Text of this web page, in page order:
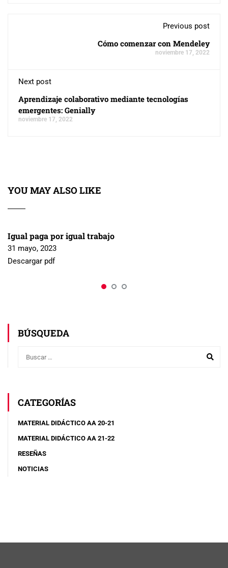
Previous post
Cómo comenzar con Mendeley
noviembre 17, 2022
Next post
Aprendizaje colaborativo mediante tecnologías
emergentes: Genially
noviembre 17, 2022
YOU MAY ALSO LIKE
Igual paga por igual trabajo
31 mayo, 2023
Descargar pdf
BÚSQUEDA
CATEGORÍAS
MATERIAL DIDÁCTICO AA 20-21
MATERIAL DIDÁCTICO AA 21-22
RESEÑAS
NOTICIAS